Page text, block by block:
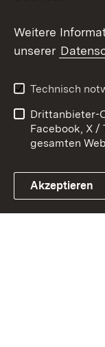
Link zum
Kontakt
Barrierefreiheit
Impressum
Weitere
unserer
Technisch
Drittanbieter-
Facebook, X
gesamten
Akzeptieren